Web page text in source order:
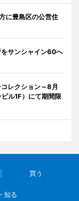
に豊島区の公営住
サンシャイン60へ
コレクション～8月
ル1F）にて期間限
買う
知る